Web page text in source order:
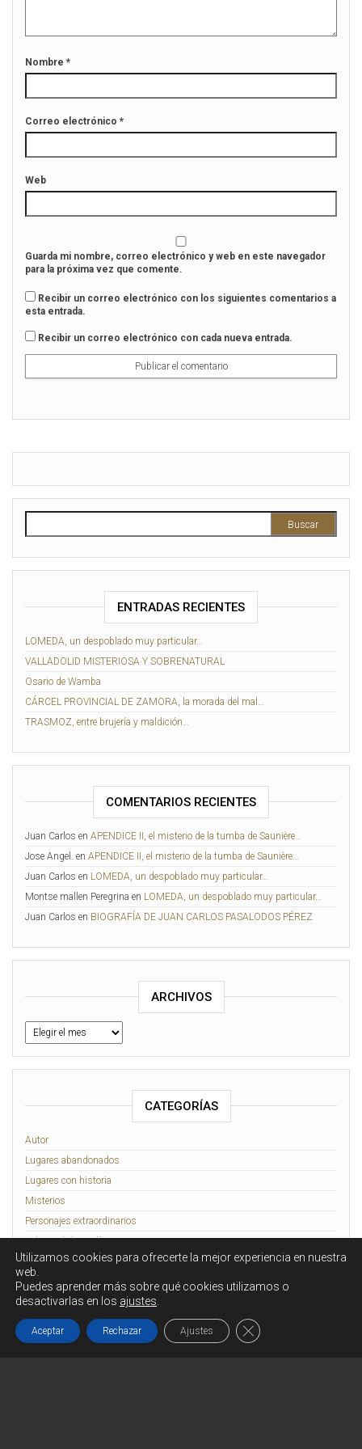
Nombre *
Correo electrónico *
Web
Guarda mi nombre, correo electrónico y web en este navegador
para la próxima vez que comente.
Recibir un correo electrónico con los siguientes comentarios a
esta entrada.
Recibir un correo electrónico con cada nueva entrada.
ENTRADAS RECIENTES
LOMEDA, un despoblado muy particular…
VALLADOLID MISTERIOSA Y SOBRENATURAL
Osario de Wamba
CÁRCEL PROVINCIAL DE ZAMORA, la morada del mal…
TRASMOZ, entre brujería y maldición…
COMENTARIOS RECIENTES
Juan Carlos en APENDICE II, el misterio de la tumba de Saunière…
Jose Angel.
en APENDICE II, el misterio de la tumba de Saunière…
Juan Carlos en LOMEDA, un despoblado muy particular…
Montse mallen Peregrina en LOMEDA, un despoblado muy particular…
Juan Carlos en BIOGRAFÍA DE JUAN CARLOS PASALODOS PÉREZ
ARCHIVOS
CATEGORÍAS
Autor
Lugares abandonados
Lugares con historia
Misterios
Personajes extraordinarios
Relatos de lo Insólito
Rennes-le-Château
Funciona gracias a WordPress | Tema: Head Blog
Utilizamos cookies para ofrecerte la mejor experiencia en nuestra
web.
Puedes aprender más sobre qué cookies utilizamos o
desactivarlas en los ajustes
Aceptar Rechazar Ajustes Cerrar el banner de